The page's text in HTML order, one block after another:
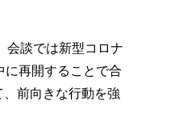
会談では新型コロナ
に再開することで合
前向きな行動を強